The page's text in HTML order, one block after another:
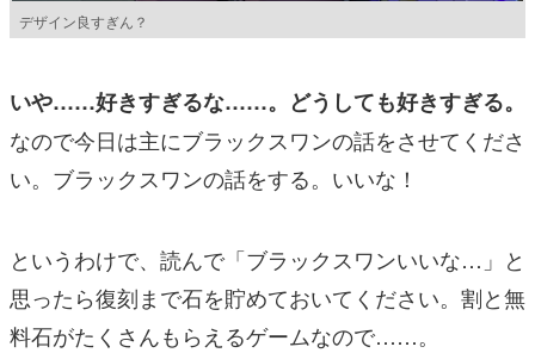
デザイン良すぎん？
いや……好きすぎるな……。どうしても好きすぎる。
なので今日は主にブラックスワンの話をさせてくださ
い。ブラックスワンの話をする。いいな！
というわけで、読んで「ブラックスワンいいな…」と
思ったら復刻まで石を貯めておいてください。割と無
料石がたくさんもらえるゲームなので……。